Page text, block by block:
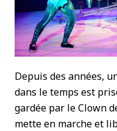
Depuis des années,
dans le temps est
gardée par le Clown
mette en marche et